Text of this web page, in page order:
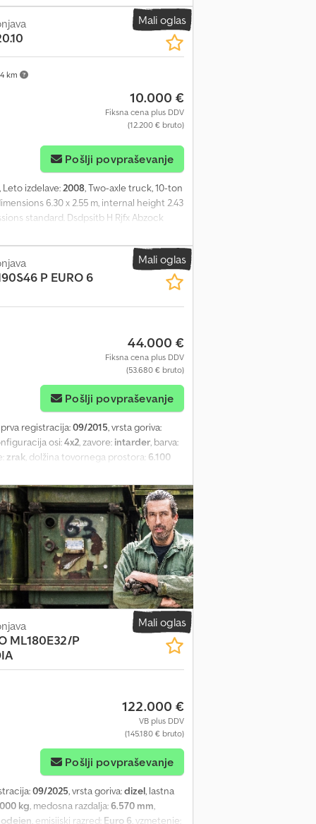
this 3-axle curtain-side tractor unit is
cab is equipped with a EURO 6, 480
heater, Roadpad with 7'' color
70 R 22.5 tires. The truck is fitted
roof (tarpaulin cover/uncover), and
order. Also available on long-term rental.
Tractor unit EMISSION STANDARD:
BODY DIMENSIONS: L 960 cm x W
T HIGH Dcodoikr Agjpfx Abzsk
body, curtain-side, hydraulic tail lift FUEL:
Mali oglas
km
10.000 €
Fiksna cena plus DDV
(12.200 € bruto)
Pošlji povpraševanje
, Leto izdelave:2008, Two-axle truck, 10-ton
6.30 x 2.55 m, internal height 2.43
standard. Dsdpsitb H Rjfx Abzock
errors or inaccuracies. We therefore
Mali oglas
P EURO 6
44.000 €
Fiksna cena plus DDV
(53.680 € bruto)
Pošlji povpraševanje
prva registracija:09/2015, vrsta goriva:
osi:4x2, zavore: intarder, barva:
zrak, dolžina tovornega prostora: 6.100
na krovu, registracija vozila,
Year of first registration: EURO 6
RETARDER Bodywork: Exterior /
Wheelbase: 4,800 mm – Sleeper cab /
suspension – GVW: 18,000 kg – Payload:
2330 Td gearbox + hydraulic retarder, rear
version with tow hitch, differential lock,
air heater, cruise control, Hill
limiter, heated 135 L AdBlue tank,
cab / high roof – AS version, double
& heated driver’s seat, air-
tanks, central locking FITTED BODY:
6.10 x 2.48 H 2.65 m – Sliding side
DHOLLANDIA – Type: DHLSG –
Ajn Nxzrjbzsck For viewing and
Mali oglas
ML180E32/P
122.000 €
VB plus DDV
(145.180 € bruto)
Pošlji povpraševanje
09/2025, vrsta goriva:dizel, lastna
kg , medosna razdalja:6.570 mm
, emisijski razred: Euro 6 , vzmetenje: